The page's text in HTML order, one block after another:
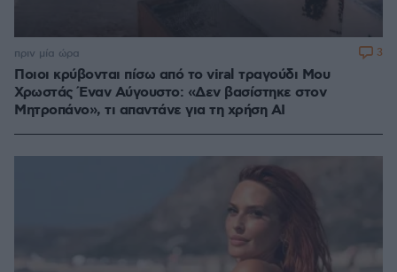
Ποιοι κρύβονται πίσω από το viral τραγούδι Μου
Χρωστάς Έναν Αύγουστο: «Δεν βασίστηκε στον
Μητροπάνο», τι απαντάνε για τη χρήση AI
πριν μία ώρα 3